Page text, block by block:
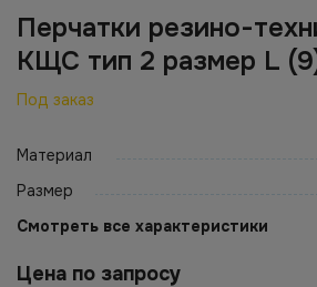
Перчатки резино-
КЩС тип 2 размер L
Под заказ
Материал
Размер
Смотреть все характеристики
Цена по запросу